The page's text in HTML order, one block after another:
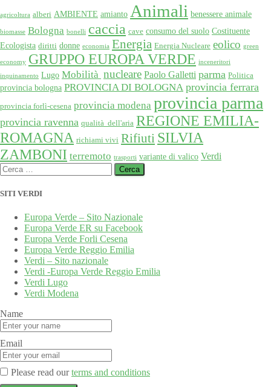
agricoltura alberi AMBIENTE amianto Animali benessere animale
biomasse Bologna bonelli caccia cave consumo del suolo Costituente
Ecologista diritti donne economia Energia Energia Nucleare eolico green
economy GRUPPO EUROPA VERDE inceneritori
inquinamento Lugo Mobilità nucleare Paolo Galletti parma Politica
provincia bologna PROVINCIA DI BOLOGNA provincia ferrara
provincia forlì-cesena provincia modena provincia parma
provincia ravenna qualità dell'aria REGIONE EMILIA-
ROMAGNA richiami vivi Rifiuti SILVIA
ZAMBONI terremoto trasporti variante di valico Verdi
Ricerca
per:
SITI VERDI
Europa Verde – Sito Nazionale
Europa Verde ER su Facebook
Europa Verde Forli Cesena
Europa Verde Reggio Emilia
Verdi – Sito nazionale
Verdi -Europa Verde Reggio Emilia
Verdi Lugo
Verdi Modena
Name
Email
Please read ourterms and conditions